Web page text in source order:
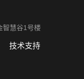
智慧谷1号楼
技术支持